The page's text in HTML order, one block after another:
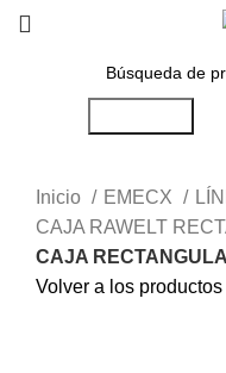
Inicio EMECX
CAJA RAWELT
CAJA
Volver a los productos